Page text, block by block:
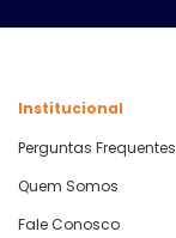
Institucional
Perguntas Frequentes
Quem Somos
Fale Conosco